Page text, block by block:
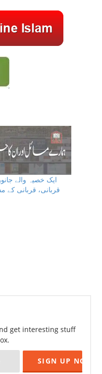
ایک خصیہ والے
قربانی، قربانى كے
get interesting stuff